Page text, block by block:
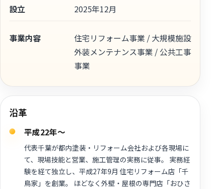
設立 2025年12月
事業内容
住宅リフォーム事業 / 大規模施設
外装メンテナンス事業 / 公共工事
事業
沿革
平成22年〜
代表千葉が都内塗装・リフォーム会社および各現場に
て、現場技能と営業、施工管理の実務に従事。 実務経
験を経て独立し、平成27年9月 住宅リフォーム店「千
鳥家」を創業。 ほどなく外壁・屋根の専門店「おひさ